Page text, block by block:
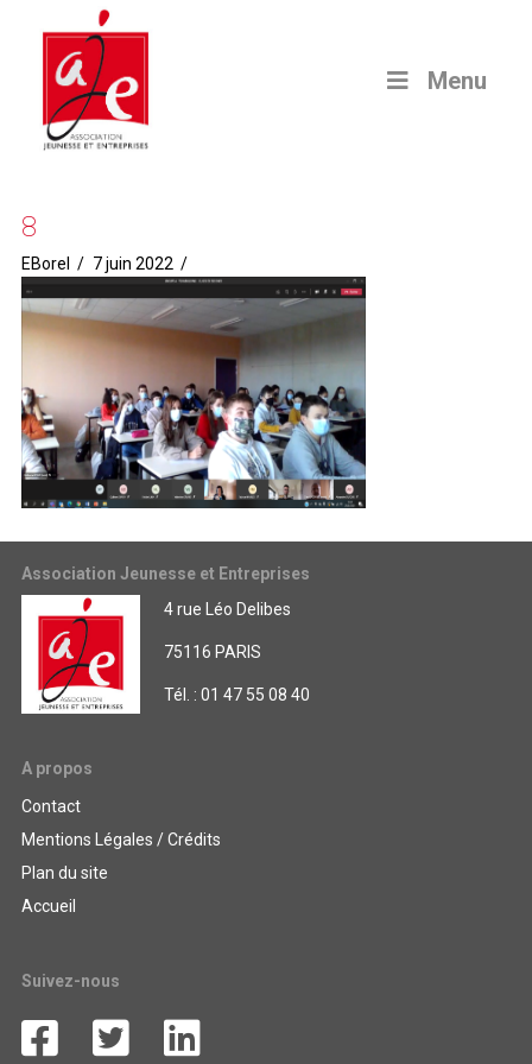
Menu
8
EBorel 7 juin 2022
Association Jeunesse et Entreprises
4 rue Léo Delibes
75116 PARIS
Tél. : 01 47 55 08 40
A propos
Contact
Mentions Légales / Crédits
Plan du site
Accueil
Suivez-nous